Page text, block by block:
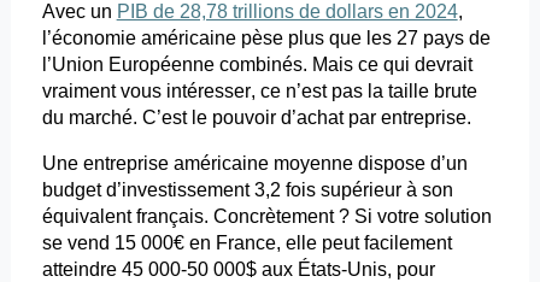
Avec un PIB de 28,78 trillions de dollars en 2024,
l’économie américaine pèse plus que les 27 pays de
l’Union Européenne combinés. Mais ce qui devrait
vraiment vous intéresser, ce n’est pas la taille brute
du marché. C’est le pouvoir d’achat par entreprise.
Une entreprise américaine moyenne dispose d’un
budget d’investissement 3,2 fois supérieur à son
équivalent français. Concrètement ? Si votre solution
se vend 15 000€ en France, elle peut facilement
atteindre 45 000-50 000$ aux États-Unis, pour